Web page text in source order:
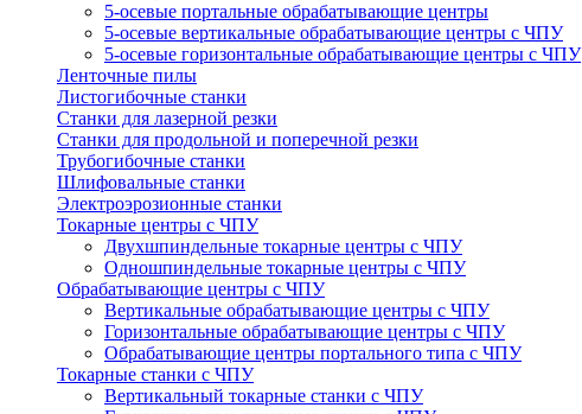
5-осевые портальные обрабатывающие центры
5-осевые вертикальные обрабатывающие центры с ЧПУ
5-осевые горизонтальные обрабатывающие центры с ЧПУ
Ленточные пилы
Листогибочные станки
Станки для лазерной резки
Станки для продольной и поперечной резки
Трубогибочные станки
Шлифовальные станки
Электроэрозионные станки
Токарные центры с ЧПУ
Двухшпиндельные токарные центры с ЧПУ
Одношпиндельные токарные центры с ЧПУ
Обрабатывающие центры с ЧПУ
Вертикальные обрабатывающие центры с ЧПУ
Горизонтальные обрабатывающие центры с ЧПУ
Обрабатывающие центры портального типа с ЧПУ
Токарные станки с ЧПУ
Вертикальный токарные станки с ЧПУ